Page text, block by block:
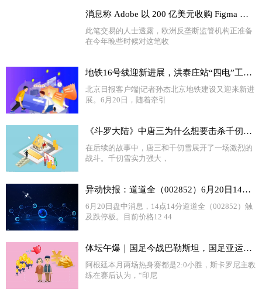
消息称 Adobe 以 200 亿美元收购 Figma 的交易将面临欧盟调查
此笔交易的人士透露，欧洲反垄断监管机构正准备
在今年晚些时候对这笔收
地铁16号线迎新进展，洪泰庄站“四电”工程今日开工
北京日报客户端|记者孙杰北京地铁建设又迎来新进
展。6月20日，随着牵引
《斗罗大陆》中唐三为什么想要击杀千仞雪?
在后续的故事中，唐三和千仞雪展开了一场激烈的
战斗。千仞雪实力强大，
异动快报：道道全（002852）6月20日14点14分触及跌停板_环球热讯
6月20日盘中消息，14点14分道道全（002852）触
及跌停板。目前价格12 44
体坛午爆｜国足今战巴勒斯坦，国足亚运队1:0击败韩国队_世界报资讯
阿根廷本月两场热身赛都是2:0小胜，斯卡罗尼主教
练在赛后认为，“印尼